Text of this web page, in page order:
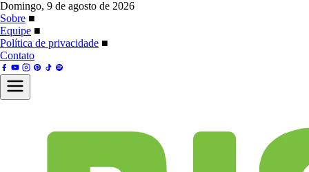
Domingo, 9 de agosto de 2026
Sobre ■
Equipe ■
Política de privacidade ■
Contato